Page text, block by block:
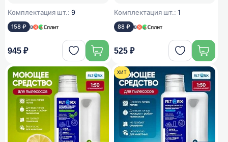
Комплектация шт.: 9
158 ₽ в
945 ₽
Комплектация шт.: 1
88 ₽ в
525 ₽
хит